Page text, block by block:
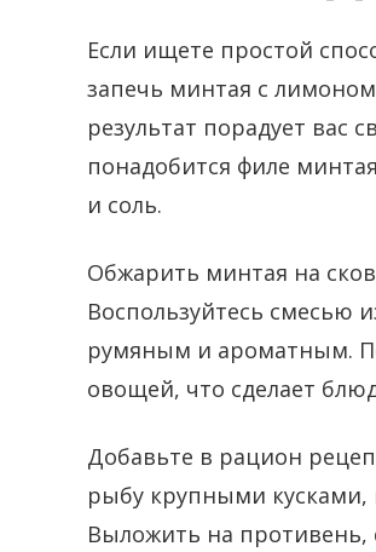
Если ищете простой
запечь минтая с
результат порадует вас
понадобится филе
и соль.
Обжарить минтая на
Воспользуйтесь смесью
румяным и ароматным.
овощей, что сделает
Добавьте в рацион
рыбу крупными кусками,
Выложить на противень,